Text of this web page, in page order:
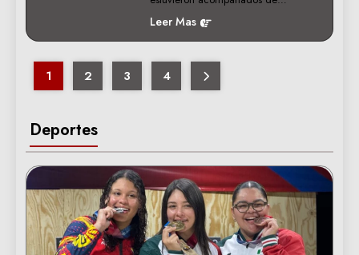
Deportes
Leer Mas
1 2 3 4